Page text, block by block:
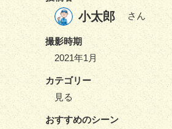
小太郎 さん
撮影時期
2021年1月
カテゴリー
見る
おすすめのシーン